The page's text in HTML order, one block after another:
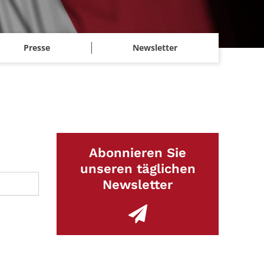
Presse Newsletter
Abonnieren Sie
unseren täglichen
Newsletter